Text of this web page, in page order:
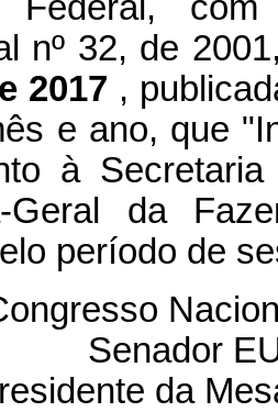
nº 32, de
2017 ,
e ano, que
à
Geral da
período de
Senador
da